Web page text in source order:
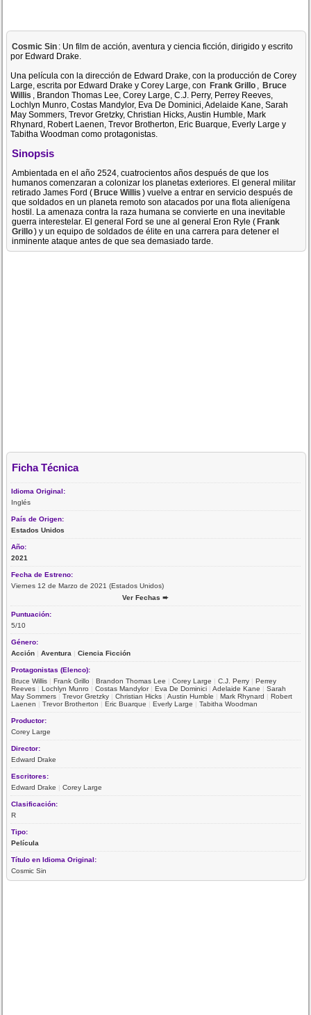
Cosmic Sin : Un film de acción, aventura y ciencia ficción, dirigido y escrito
por Edward Drake.
Una película con la dirección de Edward Drake, con la producción de Corey
Large, escrita por Edward Drake y Corey Large, con Frank Grillo , Bruce
Willis , Brandon Thomas Lee, Corey Large, C.J. Perry, Perrey Reeves,
Lochlyn Munro, Costas Mandylor, Eva De Dominici, Adelaide Kane, Sarah
May Sommers, Trevor Gretzky, Christian Hicks, Austin Humble, Mark
Rhynard, Robert Laenen, Trevor Brotherton, Eric Buarque, Everly Large y
Tabitha Woodman como protagonistas.
Sinopsis
Ambientada en el año 2524, cuatrocientos años después de que los
humanos comenzaran a colonizar los planetas exteriores. El general militar
retirado James Ford (Bruce Willis ) vuelve a entrar en servicio después de
que soldados en un planeta remoto son atacados por una flota alienígena
hostil. La amenaza contra la raza humana se convierte en una inevitable
guerra interestelar. El general Ford se une al general Eron Ryle (Frank
Grillo) y un equipo de soldados de élite en una carrera para detener el
inminente ataque antes de que sea demasiado tarde.
Ficha Técnica
Idioma Original:
Inglés
País de Origen:
Estados Unidos
Año:
2021
Fecha de Estreno:
Viernes 12 de Marzo de 2021 (Estados Unidos)
Ver Fechas ➨
Puntuación:
5/10
Género:
Acción |Aventura |Ciencia Ficción
Protagonistas (Elenco):
Bruce Willis |Frank Grillo |Brandon Thomas Lee |Corey Large |C.J. Perry |Perrey
Reeves |Lochlyn Munro |Costas Mandylor|Eva De Dominici |Adelaide Kane |Sarah
May Sommers |Trevor Gretzky |Christian Hicks |Austin Humble |Mark Rhynard |Robert
Laenen |Trevor Brotherton |Eric Buarque |Everly Large |Tabitha Woodman
Productor:
Corey Large
Director:
Edward Drake
Escritores:
Edward Drake |Corey Large
Clasificación:
R
Tipo:
Película
Título en Idioma Original:
Cosmic Sin